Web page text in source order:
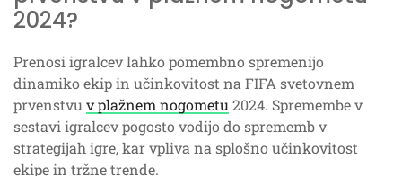
2024?
Prenosi igralcev lahko pomembno spremenijo
dinamiko ekip in učinkovitost na FIFA svetovnem
prvenstvu v plažnem nogometu 2024. Spremembe v
sestavi igralcev pogosto vodijo do sprememb v
strategijah igre, kar vpliva na splošno učinkovitost
ekipe in tržne trende.